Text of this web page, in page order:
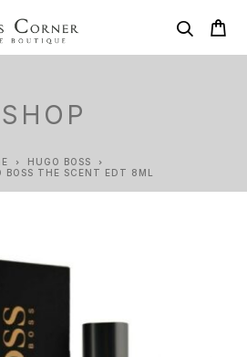
SHOP
HUGO BOSS
BOSS THE SCENT EDT 8ML